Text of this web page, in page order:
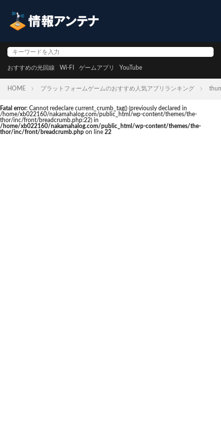
おすすめの光回線 Wi-FI ゲームアプリ YouTube
HOME プラットフォームゲームのおすすめ人気アプリランキング
Fatal error: Cannot redeclare current_crumb_tag() (previously declared in
/home/xb022160/nakamahalog.com/public_html/wp-content/themes/the-
thor/inc/front/breadcrumb.php:22) in
/home/xb022160/nakamahalog.com/public_html/wp-content/themes/the-
thor/inc/front/breadcrumb.php on line 22